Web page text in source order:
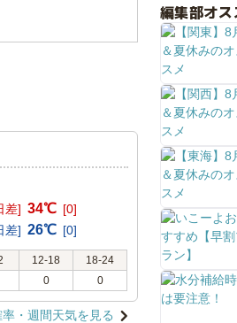
差] 34℃ [0]
差] 26℃ [0]
12-18
18-24
0 0
率・週間天気を見る
編集部オス